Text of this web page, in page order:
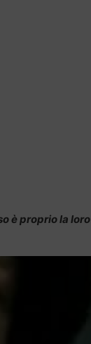
è proprio la loro